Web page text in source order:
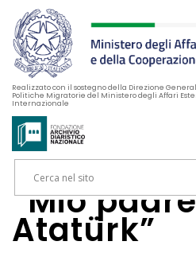
Realizzato con il sostegno della Direzione
Politiche Migratorie del Ministero degli Affari
Internazionale
“Mio
Atatürk”